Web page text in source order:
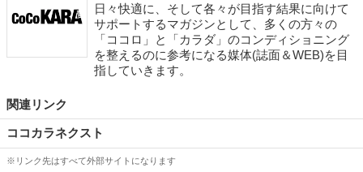
日々快適に、そして各々が目指す結果に向けて
サポートするマガジンとして、多くの方々の
「ココロ」と「カラダ」のコンディショニング
を整えるのに参考になる媒体(誌面＆WEB)を目
指していきます。
関連リンク
ココカラネクスト
※リンク先はすべて外部サイトになります